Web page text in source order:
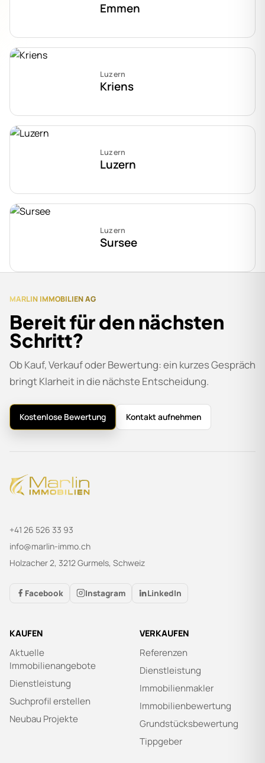
Emmen
Luzern
Kriens
Luzern
Luzern
Luzern
Sursee
MARLIN IMMOBILIEN AG
Bereit für den nächsten
Schritt?
Ob Kauf, Verkauf oder Bewertung: ein kurzes Gespräch
bringt Klarheit in die nächste Entscheidung.
Kostenlose Bewertung Kontakt aufnehmen
+41 26 526 33 93
info@marlin-immo.ch
Holzacher 2, 3212 Gurmels, Schweiz
Facebook Instagram LinkedIn
KAUFEN
Aktuelle
Immobilienangebote
Dienstleistung
Suchprofil erstellen
Neubau Projekte
VERKAUFEN
Referenzen
Dienstleistung
Immobilienmakler
Immobilienbewertung
Grundstücksbewertung
Tippgeber